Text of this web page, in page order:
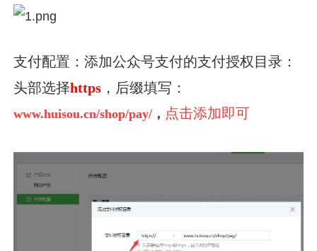
支付配置：添加公众号支付的支付授权目录：
头部选择https，后缀填写：
www.huisou.cn/shop/pay/， 点击添加即可